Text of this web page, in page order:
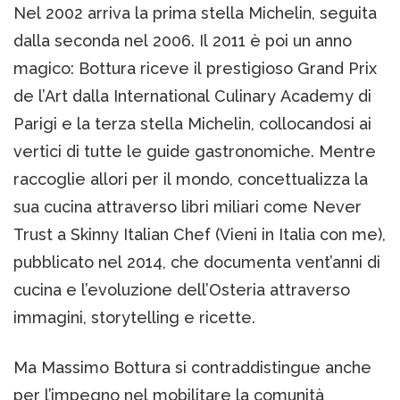
Nel 2002 arriva la prima stella Michelin, seguita
dalla seconda nel 2006. Il 2011 è poi un anno
magico: Bottura riceve il prestigioso Grand Prix
de l’Art dalla International Culinary Academy di
Parigi e la terza stella Michelin, collocandosi ai
vertici di tutte le guide gastronomiche. Mentre
raccoglie allori per il mondo, concettualizza la
sua cucina attraverso libri miliari come Never
Trust a Skinny Italian Chef (Vieni in Italia con me),
pubblicato nel 2014, che documenta vent’anni di
cucina e l’evoluzione dell’Osteria attraverso
immagini, storytelling e ricette.
Ma Massimo Bottura si contraddistingue anche
per l’impegno nel mobilitare la comunità